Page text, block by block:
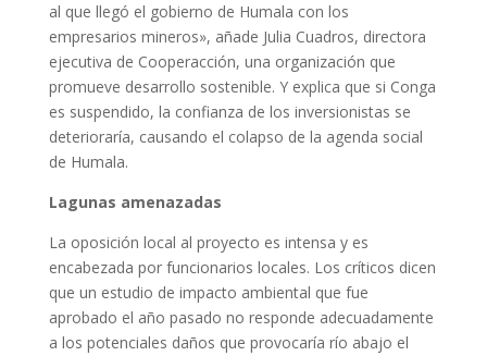
al que llegó el gobierno de Humala con los
empresarios mineros», añade Julia Cuadros, directora
ejecutiva de Cooperacción, una organización que
promueve desarrollo sostenible. Y explica que si Conga
es suspendido, la confianza de los inversionistas se
deterioraría, causando el colapso de la agenda social
de Humala.
Lagunas amenazadas
La oposición local al proyecto es intensa y es
encabezada por funcionarios locales. Los críticos dicen
que un estudio de impacto ambiental que fue
aprobado el año pasado no responde adecuadamente
a los potenciales daños que provocaría río abajo el